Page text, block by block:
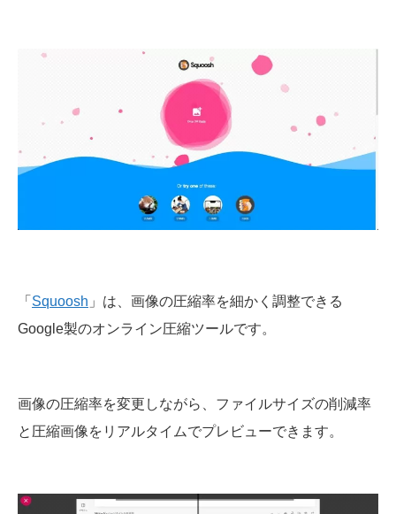
「 Squoosh 」は、画像の圧縮率を細かく調整できる
Google製のオンライン圧縮ツールです。
画像の圧縮率を変更しながら、ファイルサイズの削減率
と圧縮画像をリアルタイムでプレビューできます。